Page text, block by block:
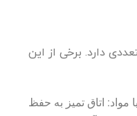
دارد. برخی از این
اتاق تمیز به حفظ